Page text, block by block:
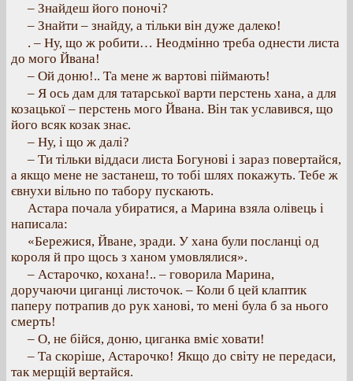
– Знайдеш його поночі?
– Знайти – знайду, а тільки він дуже далеко!
. – Ну, що ж робити… Неодмінно треба однести листа
до мого Йвана!
– Ой доню!.. Та мене ж вартові піймають!
– Я ось дам для татарської варти перстень хана, а для
козацької – перстень мого Йвана. Він так уславився, що
його всяк козак знає.
– Ну, і що ж далі?
– Ти тільки віддаси листа Богунові і зараз повертайся,
а якщо мене не застанеш, то тобі шлях покажуть. Тебе ж
євнухи вільно по табору пускають.
Астара почала убиратися, а Марина взяла олівець і
написала:
«Бережися, Йване, зради. У хана були посланці од
короля й про щось з ханом умовлялися».
– Астарочко, кохана!.. – говорила Марина,
доручаючи циганці листочок. – Коли б цей клаптик
паперу потрапив до рук ханові, то мені була б за нього
смерть!
– О, не бійся, доню, циганка вміє ховати!
– Та скоріше, Астарочко! Якщо до світу не передаси,
так мерщій вертайся.